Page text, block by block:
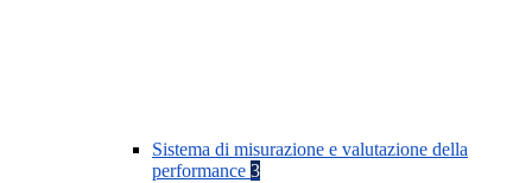
Sistema di misurazione e valutazione della
performance 3